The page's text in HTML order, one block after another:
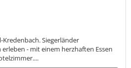
Siegerländer
- mit einem herzhaften Essen